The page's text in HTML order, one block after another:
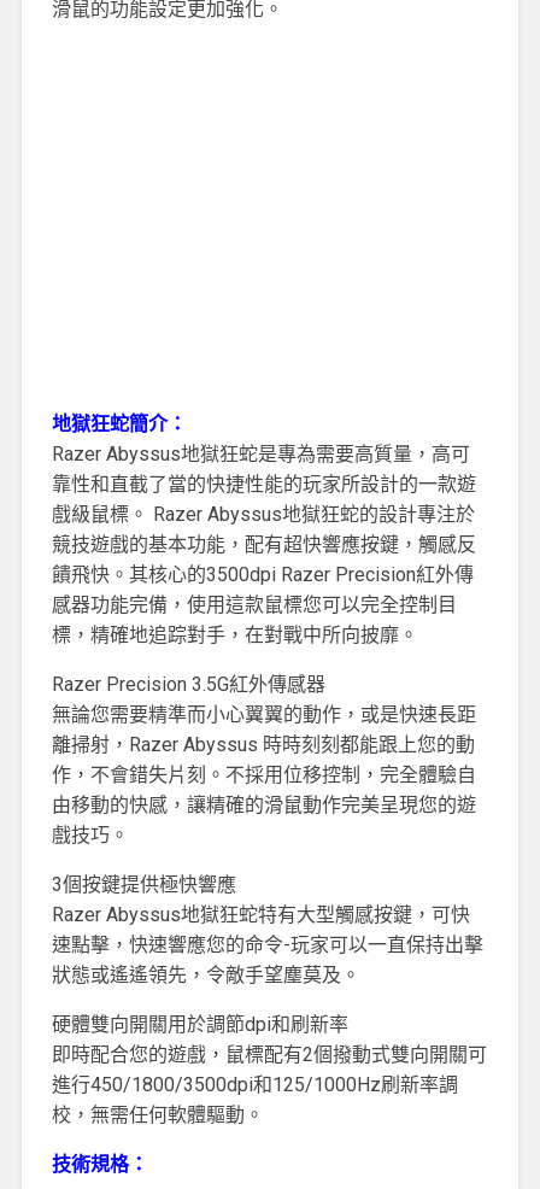
滑鼠的功能設定更加強化。
地獄狂蛇簡介：
Razer Abyssus地獄狂蛇是專為需要高質量，高可
靠性和直截了當的快捷性能的玩家所設計的一款遊
戲級鼠標。 Razer Abyssus地獄狂蛇的設計專注於
競技遊戲的基本功能，配有超快響應按鍵，觸感反
饋飛快。其核心的3500dpi Razer Precision紅外傳
感器功能完備，使用這款鼠標您可以完全控制目
標，精確地追踪對手，在對戰中所向披靡。
Razer Precision 3.5G紅外傳感器
無論您需要精準而小心翼翼的動作，或是快速長距
離掃射，Razer Abyssus 時時刻刻都能跟上您的動
作，不會錯失片刻。不採用位移控制，完全體驗自
由移動的快感，讓精確的滑鼠動作完美呈現您的遊
戲技巧。
3個按鍵提供極快響應
Razer Abyssus地獄狂蛇特有大型觸感按鍵，可快
速點擊，快速響應您的命令-玩家可以一直保持出擊
狀態或遙遙領先，令敵手望塵莫及。
硬體雙向開關用於調節dpi和刷新率
即時配合您的遊戲，鼠標配有2個撥動式雙向開關可
進行450/1800/3500dpi和125/1000Hz刷新率調
校，無需任何軟體驅動。
技術規格：